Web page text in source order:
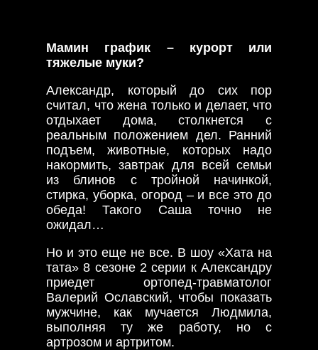
Мамин график – курорт или
тяжелые муки?
Александр, который до сих пор
считал, что жена только и делает, что
отдыхает дома, столкнется с
реальным положением дел. Ранний
подъем, животные, которых надо
накормить, завтрак для всей семьи
из блинов с тройной начинкой,
стирка, уборка, огород – и все это до
обеда! Такого Саша точно не
ожидал…
Но и это еще не все. В шоу «Хата на
тата» 8 сезоне 2 серии к Александру
приедет ортопед-травматолог
Валерий Ославский, чтобы показать
мужчине, как мучается Людмила,
выполняя ту же работу, но с
артрозом и артритом.